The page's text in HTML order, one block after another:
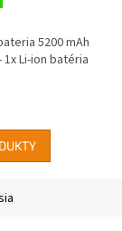
5200 mAh
1x Li-ion batéria